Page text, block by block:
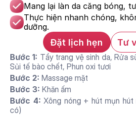
Mang lại làn da căng bóng,
Thực hiện nhanh chóng,
dưỡng.
Đặt lịch hẹn Tư
Bước 1: Tẩy trang vệ sinh da, Rửa
Sủi tế bào chết, Phun oxi tươi
Bước 2: Massage mặt
Bước 3: Khăn ấm
Bước 4: Xông nóng + hút mụn hút
có)